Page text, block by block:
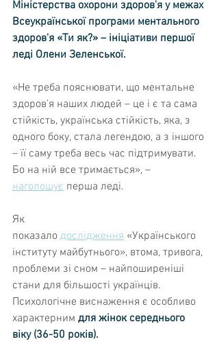
Міністерства охорони здоров'я у межах
Всеукраїнської програми ментального
здоров'я «Ти як?» – ініціативи першої
леді Олени Зеленської.
«Не треба пояснювати, що ментальне
здоров’я наших людей – це і є та сама
стійкість, українська стійкість, яка, з
одного боку, стала легендою, а з іншого
– її саму треба весь час підтримувати.
Бо на ній все тримається», –
наголошує перша леді.
Як
показало дослідження «Українського
інституту майбутнього», втома, тривога,
проблеми зі сном – найпоширеніші
стани для більшості українців.
Психологічне виснаження є особливо
характерним для жінок середнього
віку (36-50 років).